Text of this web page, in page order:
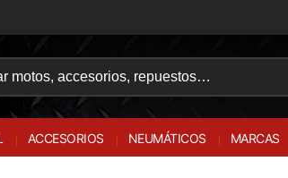
ACCESORIOS NEUMÁTICOS MARCAS